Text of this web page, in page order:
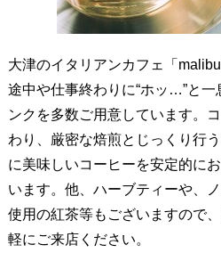
大津のイタリアンカフェ「
途中や仕事終わりに“ホッ…”と一
ンクを多数ご用意しています。
わり、厳密な焙煎とじっくり行
に美味しいコーヒーを安定的に
います。他、ハーブティーや、
使用の紅茶等もございますので
軽にご来店ください。